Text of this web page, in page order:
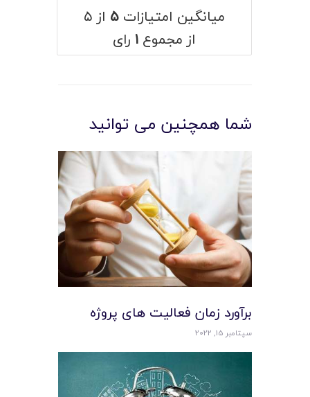
میانگین امتیازات ۵ از ۵
از مجموع ۱ رای
شما همچنین می توانید
برآورد زمان فعالیت های پروژه
سپتامبر 15, 2022